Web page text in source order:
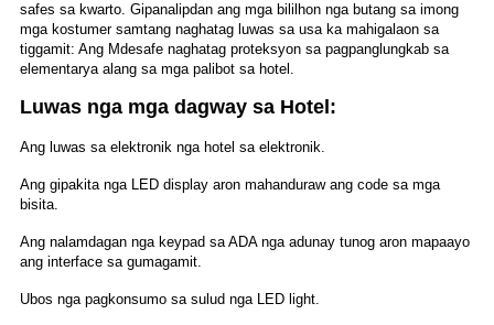
safes sa kwarto. Gipanalipdan ang mga bililhon nga butang sa imong
mga kostumer samtang naghatag luwas sa usa ka mahigalaon sa
tiggamit: Ang Mdesafe naghatag proteksyon sa pagpanglungkab sa
elementarya alang sa mga palibot sa hotel.
Luwas nga mga dagway sa Hotel:
Ang luwas sa elektronik nga hotel sa elektronik.
Ang gipakita nga LED display aron mahanduraw ang code sa mga
bisita.
Ang nalamdagan nga keypad sa ADA nga adunay tunog aron mapaayo
ang interface sa gumagamit.
Ubos nga pagkonsumo sa sulud nga LED light.